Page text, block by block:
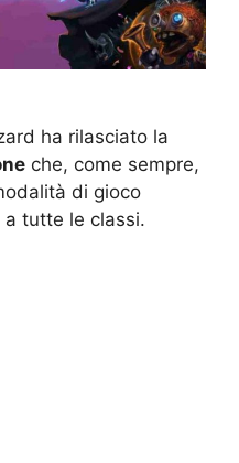
ha rilasciato la
che, come sempre,
di gioco
a tutte le classi.